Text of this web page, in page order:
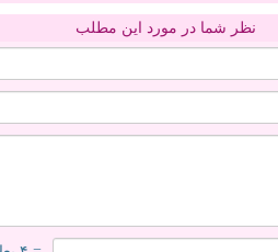
نظر شما در مورد این مطلب